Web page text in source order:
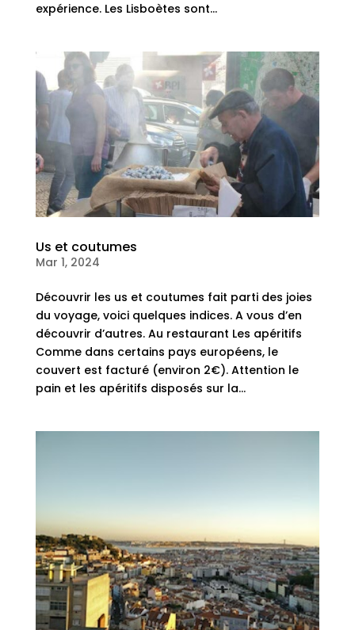
expérience. Les Lisboètes sont...
Us et coutumes
Mar 1, 2024
Découvrir les us et coutumes fait parti des joies
du voyage, voici quelques indices. A vous d’en
découvrir d’autres. Au restaurant Les apéritifs
Comme dans certains pays européens, le
couvert est facturé (environ 2€). Attention le
pain et les apéritifs disposés sur la...